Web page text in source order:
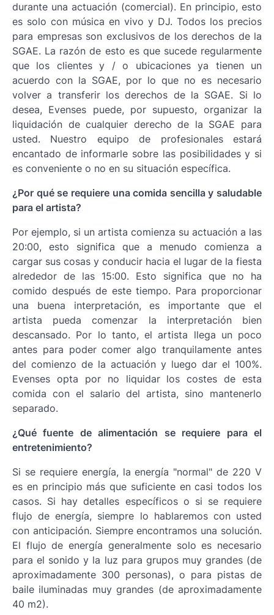
durante una actuación (comercial). En principio, esto
es solo con música en vivo y DJ. Todos los precios
para empresas son exclusivos de los derechos de la
SGAE. La razón de esto es que sucede regularmente
que los clientes y / o ubicaciones ya tienen un
acuerdo con la SGAE, por lo que no es necesario
volver a transferir los derechos de la SGAE. Si lo
desea, Evenses puede, por supuesto, organizar la
liquidación de cualquier derecho de la SGAE para
usted. Nuestro equipo de profesionales estará
encantado de informarle sobre las posibilidades y si
es conveniente o no en su situación específica.
¿Por qué se requiere una comida sencilla y saludable
para el artista?
Por ejemplo, si un artista comienza su actuación a las
20:00, esto significa que a menudo comienza a
cargar sus cosas y conducir hacia el lugar de la fiesta
alrededor de las 15:00. Esto significa que no ha
comido después de este tiempo. Para proporcionar
una buena interpretación, es importante que el
artista pueda comenzar la interpretación bien
descansado. Por lo tanto, el artista llega un poco
antes para poder comer algo tranquilamente antes
del comienzo de la actuación y luego dar el 100%.
Evenses opta por no liquidar los costes de esta
comida con el salario del artista, sino mantenerlo
separado.
¿Qué fuente de alimentación se requiere para el
entretenimiento?
Si se requiere energía, la energía "normal" de 220 V
es en principio más que suficiente en casi todos los
casos. Si hay detalles específicos o si se requiere
flujo de energía, siempre lo hablaremos con usted
con anticipación. Siempre encontramos una solución.
El flujo de energía generalmente solo es necesario
para el sonido y la luz para grupos muy grandes (de
aproximadamente 300 personas), o para pistas de
baile iluminadas muy grandes (de aproximadamente
40 m2).